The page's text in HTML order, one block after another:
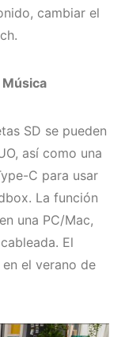
cambiar el
SD se pueden
así como una
C para usar
La función
una PC/Mac,
El
el verano de